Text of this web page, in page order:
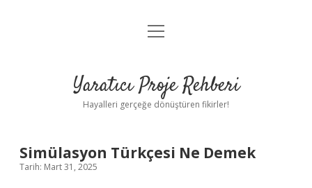
Anasayfa
Yasal Uyarı
menüyü
Yaratıcı Proje Rehberi
Hayalleri gerçeğe dönüştüren fikirler!
Simülasyon Türkçesi Ne Demek
Tarih: Mart 31, 2025